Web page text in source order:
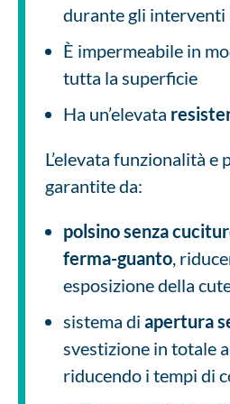
durante gli interventi
È impermeabile in
tutta la superficie
Ha un’elevata
L’elevata funzionalità e
garantite da:
polsino senza
ferma-guanto,
esposizione della
sistema di apertura
svestizione in totale
riducendo i tempi di